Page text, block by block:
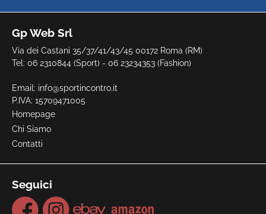
Gp Web Srl
Via dei Castani 35/37/41/43/45 00172 Roma (RM)
Tel: 06 2310844 (Sport) - 06 23234353 (Fashion)
Email: info@sportincontro.it
P.IVA: 15709471005
Homepage
Chi Siamo
Contatti
Seguici